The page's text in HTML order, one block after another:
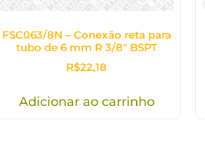
FSC063/8N – Conexão reta para
tubo de 6 mm R 3/8″ BSPT
R$22,18
Adicionar ao carrinho